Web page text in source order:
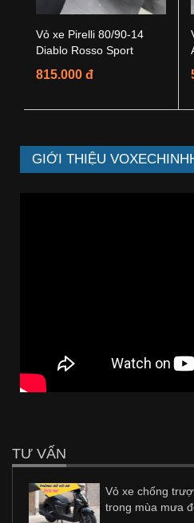
Vỏ xe Pirelli 80/90-14
Diablo Rosso Sport
815.000 đ
GIỚI THIỆU
TƯ VẤN
Vỏ xe chống
trong mùa mưa